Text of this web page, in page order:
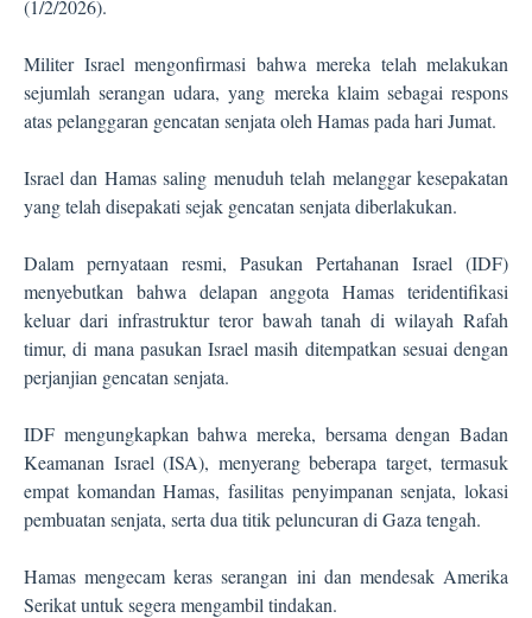
(1/2/2026).
Militer Israel mengonfirmasi bahwa mereka telah melakukan
sejumlah serangan udara, yang mereka klaim sebagai respons
atas pelanggaran gencatan senjata oleh Hamas pada hari Jumat.
Israel dan Hamas saling menuduh telah melanggar kesepakatan
yang telah disepakati sejak gencatan senjata diberlakukan.
Dalam pernyataan resmi, Pasukan Pertahanan Israel (IDF)
menyebutkan bahwa delapan anggota Hamas teridentifikasi
keluar dari infrastruktur teror bawah tanah di wilayah Rafah
timur, di mana pasukan Israel masih ditempatkan sesuai dengan
perjanjian gencatan senjata.
IDF mengungkapkan bahwa mereka, bersama dengan Badan
Keamanan Israel (ISA), menyerang beberapa target, termasuk
empat komandan Hamas, fasilitas penyimpanan senjata, lokasi
pembuatan senjata, serta dua titik peluncuran di Gaza tengah.
Hamas mengecam keras serangan ini dan mendesak Amerika
Serikat untuk segera mengambil tindakan.